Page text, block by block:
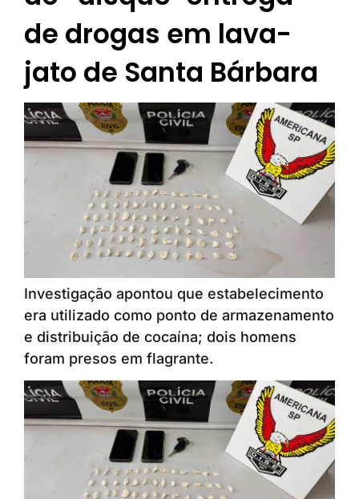
de drogas em lava-
jato de Santa Bárbara
Investigação apontou que estabelecimento
era utilizado como ponto de armazenamento
e distribuição de cocaína; dois homens
foram presos em flagrante.